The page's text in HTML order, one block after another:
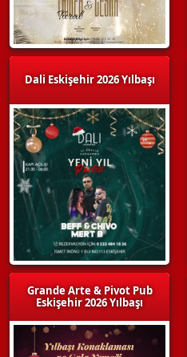
Dali Eskişehir 2026 Yılbaşı
Grande Arte & Pivot Pub
Eskişehir 2026 Yılbaşı